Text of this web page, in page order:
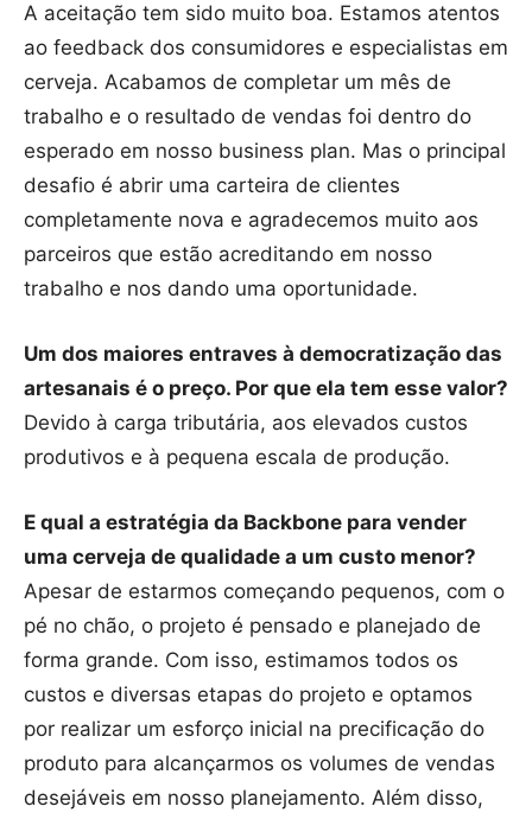
A aceitação tem sido muito boa. Estamos atentos
ao feedback dos consumidores e especialistas em
cerveja. Acabamos de completar um mês de
trabalho e o resultado de vendas foi dentro do
esperado em nosso business plan. Mas o principal
desafio é abrir uma carteira de clientes
completamente nova e agradecemos muito aos
parceiros que estão acreditando em nosso
trabalho e nos dando uma oportunidade.
Um dos maiores entraves à democratização das
artesanais é o preço. Por que ela tem esse valor?
Devido à carga tributária, aos elevados custos
produtivos e à pequena escala de produção.
E qual a estratégia da Backbone para vender
uma cerveja de qualidade a um custo menor?
Apesar de estarmos começando pequenos, com o
pé no chão, o projeto é pensado e planejado de
forma grande. Com isso, estimamos todos os
custos e diversas etapas do projeto e optamos
por realizar um esforço inicial na precificação do
produto para alcançarmos os volumes de vendas
desejáveis em nosso planejamento. Além disso,